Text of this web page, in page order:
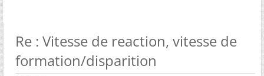
Re : Vitesse de reaction, vitesse de
formation/disparition